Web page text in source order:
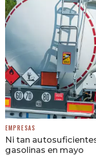
EMPRESAS
Ni tan
gasolinas en mayo